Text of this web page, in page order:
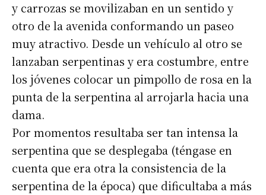
y carrozas se movilizaban en un sentido y
otro de la avenida conformando un paseo
muy atractivo. Desde un vehículo al otro se
lanzaban serpentinas y era costumbre, entre
los jóvenes colocar un pimpollo de rosa en la
punta de la serpentina al arrojarla hacia una
dama.
Por momentos resultaba ser tan intensa la
serpentina que se desplegaba (téngase en
cuenta que era otra la consistencia de la
serpentina de la época) que dificultaba a más